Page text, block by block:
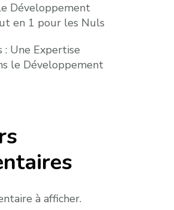
Développement
en 1 pour les Nuls
: Une Expertise
le Développement
à afficher.